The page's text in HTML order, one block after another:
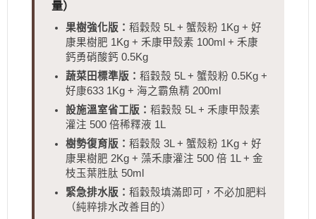
量）
果樹強化版： 稻穀殼 5L + 蟹殼粉 1Kg + 好
康果樹肥 1Kg + 禾康甲殼素 100ml + 禾康
鈣勇硝酸鈣 0.5Kg
蔬菜田標準版： 稻穀殼 5L + 蟹殼粉 0.5Kg +
好康633 1Kg + 海之霸魚精 200ml
設施溫室省工版： 稻穀殼 5L + 禾康甲殼素
灌注 500 倍稀釋液 1L
樹勢復育版： 稻穀殼 3L + 蟹殼粉 1Kg + 好
康果樹肥 2Kg + 藻禾康灌注 500 倍 1L + 金
枝玉葉胜肽 50ml
緊急排水版： 稻穀殼填滿即可，不必加肥料
（純粹排水改善目的）